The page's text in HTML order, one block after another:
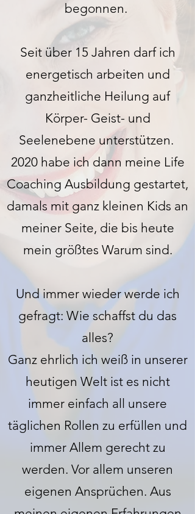
begonnen.
Seit über 15 Jahren darf ich
energetisch arbeiten und
ganzheitliche Heilung auf
Körper- Geist- und
Seelenebene unterstützen.
2020 habe ich dann meine Life
Coaching Ausbildung gestartet,
damals mit ganz kleinen Kids an
meiner Seite, die bis heute
mein größtes Warum sind.
Und immer wieder werde ich
gefragt: Wie schaffst du das
alles?
Ganz ehrlich ich weiß in unserer
heutigen Welt ist es nicht
immer einfach all unsere
täglichen Rollen zu erfüllen und
immer Allem gerecht zu
werden. Vor allem unseren
eigenen Ansprüchen. Aus